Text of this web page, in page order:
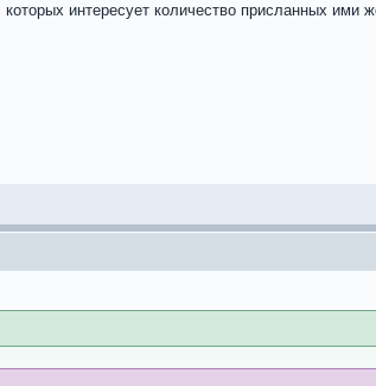
интересует количество присланных ими